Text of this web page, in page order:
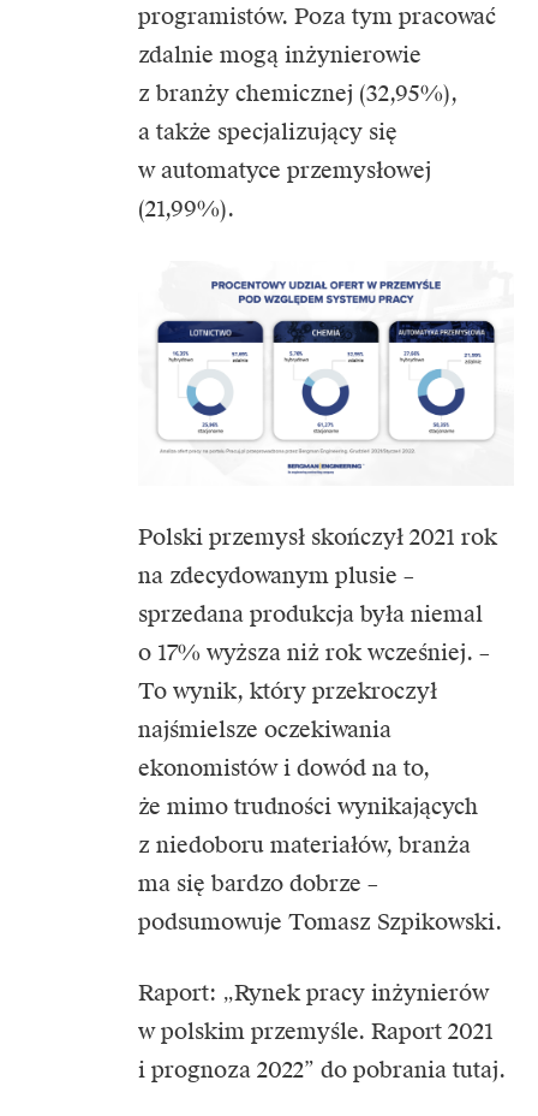
programistów. Poza tym pracować
zdalnie mogą inżynierowie
z branży chemicznej (32,95%),
a także specjalizujący się
w automatyce przemysłowej
(21,99%).
Polski przemysł skończył 2021 rok
na zdecydowanym plusie –
sprzedana produkcja była niemal
o 17% wyższa niż rok wcześniej. –
To wynik, który przekroczył
najśmielsze oczekiwania
ekonomistów i dowód na to,
że mimo trudności wynikających
z niedoboru materiałów, branża
ma się bardzo dobrze –
podsumowuje Tomasz Szpikowski.
Raport: „Rynek pracy inżynierów
w polskim przemyśle. Raport 2021
i prognoza 2022” do pobrania tutaj.